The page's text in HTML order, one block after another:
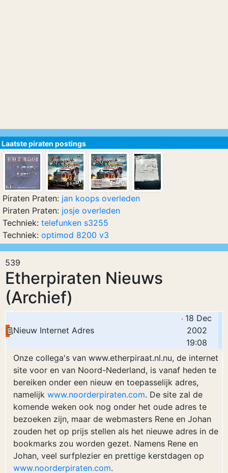
539
Etherpiraten Nieuws
(Archief)
Nieuw Internet Adres
18 Dec
2002
19:08
Onze collega's van www.etherpiraat.nl.nu, de internet
site voor en van Noord-Nederland, is vanaf heden te
bereiken onder een nieuw en toepasselijk adres,
namelijk www.noorderpiraten.com. De site zal de
komende weken ook nog onder het oude adres te
bezoeken zijn, maar de webmasters Rene en Johan
zouden het op prijs stellen als het nieuwe adres in de
bookmarks zou worden gezet. Namens Rene en
Johan, veel surfplezier en prettige kerstdagen op
www.noorderpiraten.com.
Laatste piraten postings
Piraten Praten: jan koops overleden
Piraten Praten: josje overleden
Techniek: telefunken s3255
Techniek: optimod 8200 v3